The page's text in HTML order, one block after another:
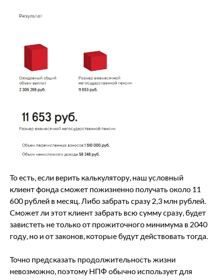
То есть, если верить калькулятору, наш условный
клиент фонда сможет пожизненно получать около 11
600 рублей в месяц. Либо забрать сразу 2,3 млн рублей.
Сможет ли этот клиент забрать всю сумму сразу, будет
завистеть не только от прожиточного минимума в 2040
году, но и от законов, которые будут действовать тогда.
Точно предсказать продолжительность жизни
невозможно, поэтому НПФ обычно использует для